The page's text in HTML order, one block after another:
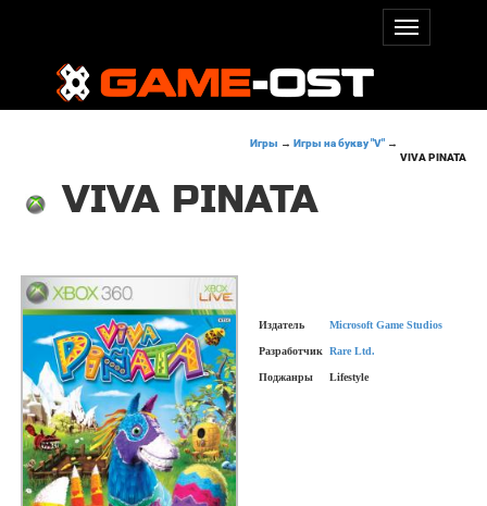
Игры → Игры на букву "V"→
VIVA PINATA
VIVA PINATA
Издатель Microsoft Game Studios
Разработчик Rare Ltd.
Поджанры Lifestyle